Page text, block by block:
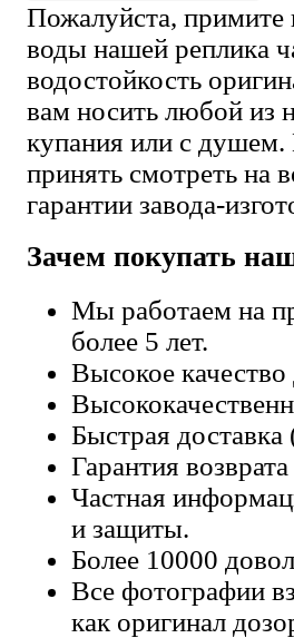
Пожалуйста, примите
воды нашей реплика
водостойкость
вам носить любой из
купания или с
принять смотреть на
гарантии завода-
Зачем покупать
Мы работаем на
более 5 лет.
Высокое
Быстрая
Гарантия возврата
Частная
и защиты.
Более 10000
Все фотографии
как оригинал